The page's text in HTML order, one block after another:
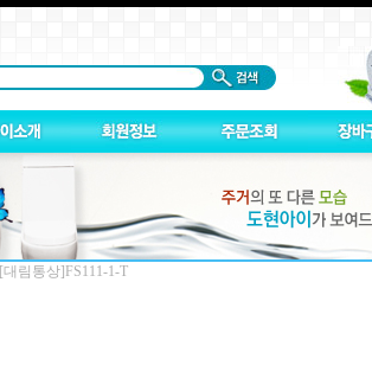
[대림통상]FS111-1-T